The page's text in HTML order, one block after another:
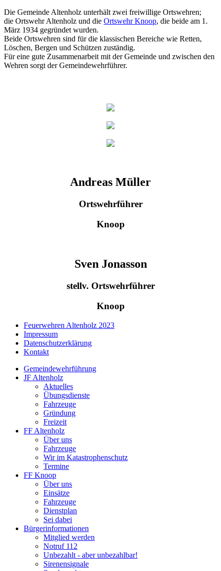
Die Gemeinde Altenholz unterhält zwei freiwillige Ortswehren;
die Ortswehr Altenholz und die Ortswehr Knoop, die beide am 1.
März 1934 gegründet wurden.
Beide Ortswehren sind für die klassischen Bereiche wie Retten,
Löschen, Bergen und Schützen zuständig.
Für eine gute Zusammenarbeit mit der Gemeinde und zwischen den
Wehren sorgt der Gemeindewehrführer.
Andreas Müller
Ortswehrführer
Knoop
Sven Jonasson
stellv. Ortswehrführer
Knoop
Feuerwehren Altenholz 2023
Impressum
Datenschutzerklärung
Kontakt
Gemeindewehrführung
JF Altenholz
Aktuelles
Übungsdienste
Fahrzeuge
Gründung
Freizeit
FF Altenholz
Über uns
Fahrzeuge
Wir im Katastrophenschutz
Termine
FF Knoop
Über uns
Einsätze
Fahrzeuge
Dienstplan
Sei dabei
Bürgerinformationen
Mitglied werden
Notruf 112
Unbezahlt - aber unbezahlbar!
Sirenensignale